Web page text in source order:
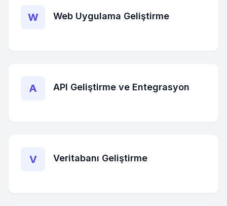
W Web Uygulama Geliştirme
A API Geliştirme ve Entegrasyon
V Veritabanı Geliştirme